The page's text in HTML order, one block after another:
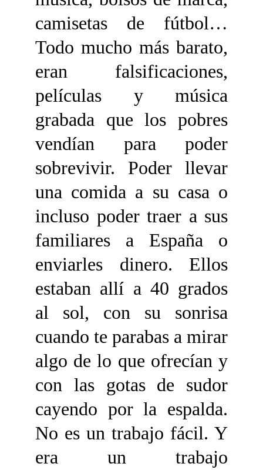
camisetas de fútbol…
Todo mucho más barato,
eran falsificaciones,
películas y música
grabada que los pobres
vendían para poder
sobrevivir. Poder llevar
una comida a su casa o
incluso poder traer a sus
familiares a España o
enviarles dinero. Ellos
estaban allí a 40 grados
al sol, con su sonrisa
cuando te parabas a mirar
algo de lo que ofrecían y
con las gotas de sudor
cayendo por la espalda.
No es un trabajo fácil. Y
era un trabajo